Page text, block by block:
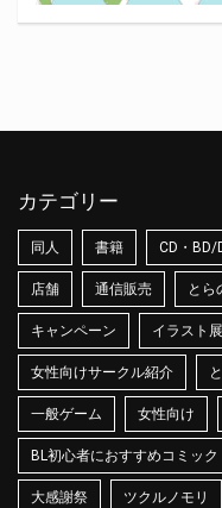
カテゴリー
同人 書籍 CD・BD/
店舗 通信販売 とら
キャンペーン イラスト展
女性向けサークル紹介
一般ゲーム 女性向け
BL初心者におすすめコミック
大感謝祭 ツクルノモリ